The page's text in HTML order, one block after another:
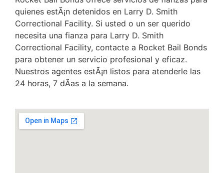
quienes estÃ¡n detenidos en Larry D. Smith
Correctional Facility. Si usted o un ser querido
necesita una fianza para Larry D. Smith
Correctional Facility, contacte a Rocket Bail Bonds
para obtener un servicio profesional y eficaz.
Nuestros agentes estÃ¡n listos para atenderle las
24 horas, 7 dÃ­as a la semana.